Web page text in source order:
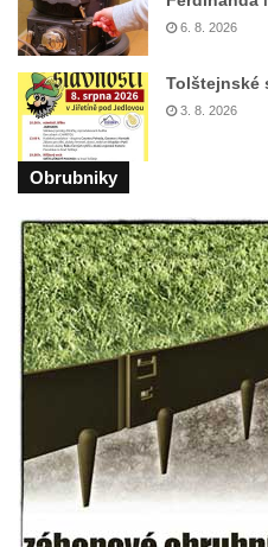
Socha Faun s medvíďaty v
Socha divokého prasete před
ZOO Dresden
Socha světce severně od
Vltavou
Pamětní kámen revitalizace
– Hořín u Lužce nad Vltavou
Strom svobody a památník
a 30. výročí listopadu 1989 v
Boží muka v parku před
Hrobčicích
Sochy „Klaun a dívenka“ v
Socha svatého Antonína
Mirošovicích
6. 8. 2026
Tolštejnské
3. 8. 2026
Obrubniky